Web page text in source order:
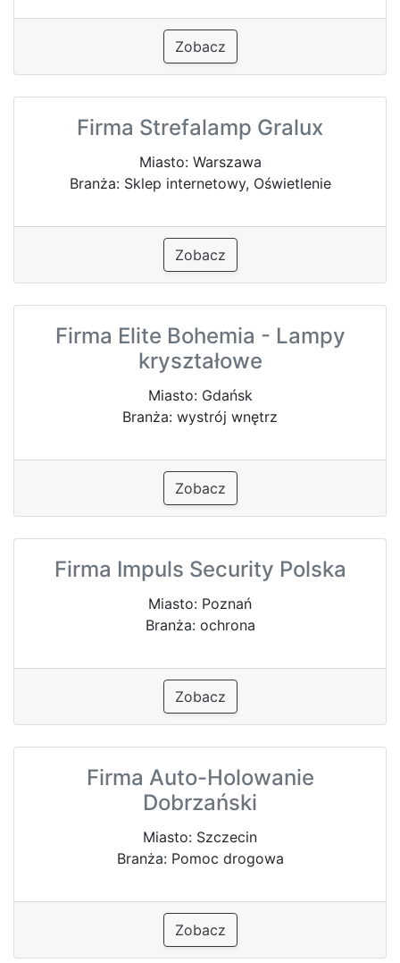
Zobacz
Firma Strefalamp Gralux
Miasto: Warszawa
Branża: Sklep internetowy, Oświetlenie
Zobacz
Firma Elite Bohemia - Lampy
kryształowe
Miasto: Gdańsk
Branża: wystrój wnętrz
Zobacz
Firma Impuls Security Polska
Miasto: Poznań
Branża: ochrona
Zobacz
Firma Auto-Holowanie
Dobrzański
Miasto: Szczecin
Branża: Pomoc drogowa
Zobacz